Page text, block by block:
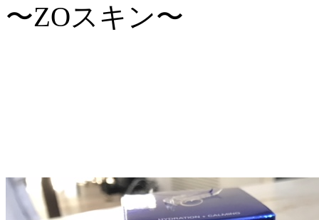
〜ZOスキン〜